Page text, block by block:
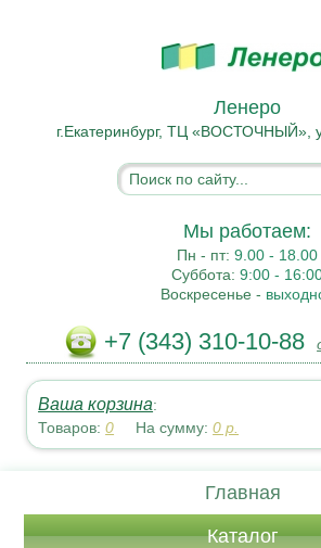
Ленеро
г.Екатеринбург, ТЦ «ВОСТОЧНЫЙ»,
Мы работаем:
Пн - пт:9.00 - 18.00
Суббота:9:00 -
Воскресенье -
+7 (343) 310-10-88
Ваша корзина:
Товаров:0 На сумму:0 р.
Главная
Каталог